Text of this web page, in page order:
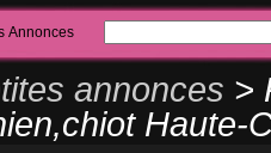
Annonces
annonces >
Haute-